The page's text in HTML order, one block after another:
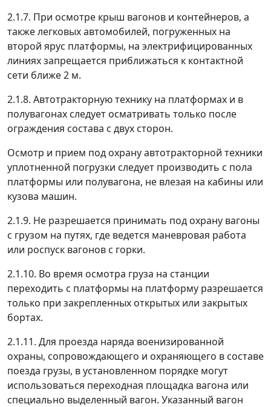
2.1.7. При осмотре крыш вагонов и контейнеров, а
также легковых автомобилей, погруженных на
второй ярус платформы, на электрифицированных
линиях запрещается приближаться к контактной
сети ближе 2 м.
2.1.8. Автотракторную технику на платформах и в
полувагонах следует осматривать только после
ограждения состава с двух сторон.
Осмотр и прием под охрану автотракторной техники
уплотненной погрузки следует производить с пола
платформы или полувагона, не влезая на кабины или
кузова машин.
2.1.9. Не разрешается принимать под охрану вагоны
с грузом на путях, где ведется маневровая работа
или роспуск вагонов с горки.
2.1.10. Во время осмотра груза на станции
переходить с платформы на платформу разрешается
только при закрепленных открытых или закрытых
бортах.
2.1.11. Для проезда наряда военизированной
охраны, сопровождающего и охраняющего в составе
поезда грузы, в установленном порядке могут
использоваться переходная площадка вагона или
специально выделенный вагон. Указанный вагон